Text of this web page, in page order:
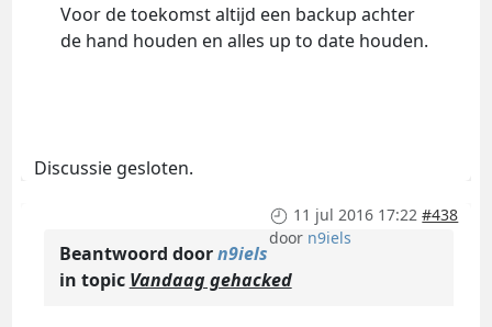
Voor de toekomst altijd een backup achter
de hand houden en alles up to date houden.
Discussie gesloten.
11 jul 2016 17:22 #438
door n9iels
Beantwoord doorn9iels
in topic Vandaag gehacked